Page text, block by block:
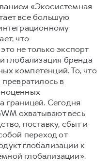
«Экосистемная
все большую
что
не только экспорт
глобализация бренда
компетенций. То, что
в
границей. Сегодня
охватывают весь
поставку, сбыт и
переход от
глобализации к
глобализации».